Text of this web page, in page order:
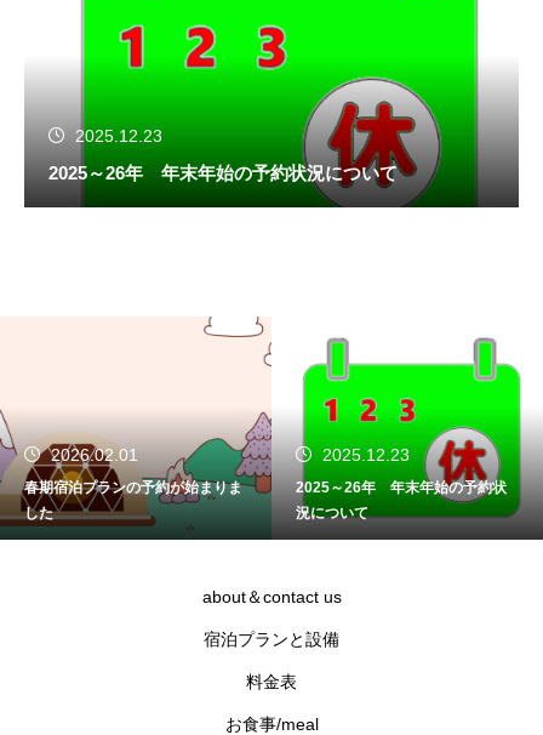
2025.12.23
2025～26年 年末年始の予約状況について
2026.02.01
春期宿泊プランの予約が始まりま
した
2025.12.23
2025～26年 年末年始の予約状
況について
about＆contact us
宿泊プランと設備
料金表
お食事/meal